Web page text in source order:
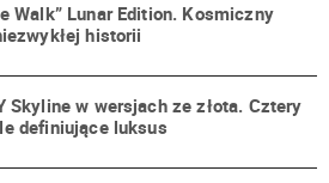
Walk” Lunar Edition. Kosmiczny
historii
Skyline w wersjach ze złota. Cztery
definiujące luksus